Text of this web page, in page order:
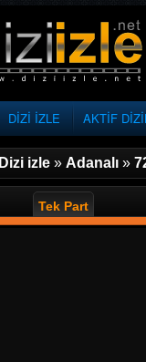
DİZİ İZLE AKTİF
Dizi izle » Adanalı »
Tek Part